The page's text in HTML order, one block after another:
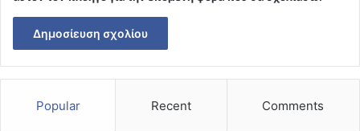
Popular Recent Comments